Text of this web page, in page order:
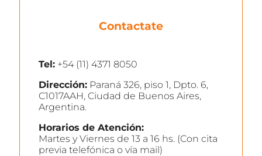
Contactate
Tel: +54 (11) 4371 8050
Dirección: Paraná 326, piso 1, Dpto. 6,
C1017AAH, Ciudad de Buenos Aires,
Argentina.
Horarios de Atención:
Martes y Viernes de 13 a 16 hs. (Con cita
previa telefónica o vía mail)